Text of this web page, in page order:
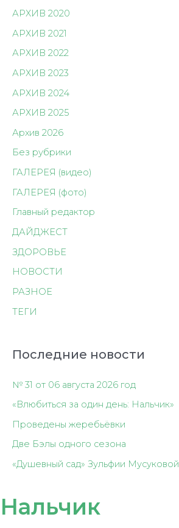
АРХИВ 2020
АРХИВ 2021
АРХИВ 2022
АРХИВ 2023
АРХИВ 2024
АРХИВ 2025
Архив 2026
Без рубрики
ГАЛЕРЕЯ (видео)
ГАЛЕРЕЯ (фото)
Главный редактор
ДАЙДЖЕСТ
ЗДОРОВЬЕ
НОВОСТИ
РАЗНОЕ
ТЕГИ
Последние новости
№ 31 от 06 августа 2026 год
«Влюбиться за один день: Нальчик»
Проведены жеребьёвки
Две Бэлы одного сезона
«Душевный сад» Зульфии Мусуковой
Нальчик